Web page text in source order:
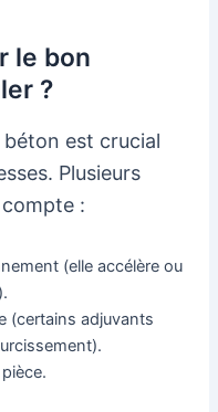
le bon
?
est crucial
Plusieurs
:
(elle accélère ou
(certains adjuvants